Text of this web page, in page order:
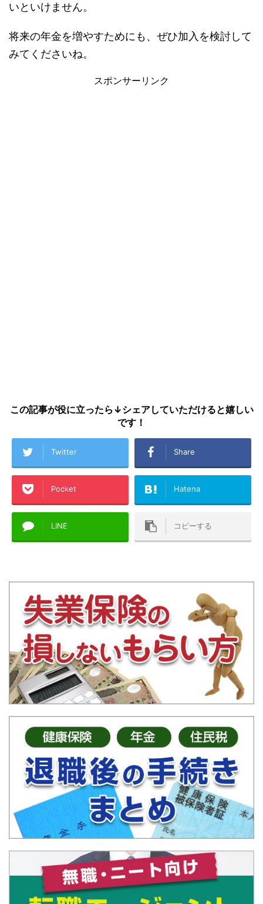
いといけません。
将来の年金を増やすためにも、ぜひ加入を検討して
みてくださいね。
スポンサーリンク
この記事が役に立ったら↓シェアしていただけると嬉しい
です！
Twitter Share
Pocket Hatena
LINE コピーする